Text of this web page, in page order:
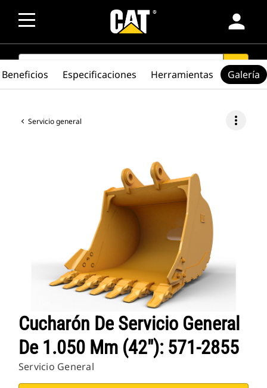
person
SEARCH search
Servicio general more_vert
Cucharón De Servicio General
De 1.050 Mm (42"): 571-2855
Servicio General
Beneficios Especificaciones Herramientas Galería